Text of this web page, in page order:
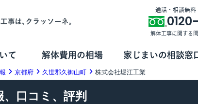
通話・相談無
解体工事に関する
て 解体費用の相場 家じまいの相談窓
京都府 久世郡久御山町 株式会社堀江工業
口コミ、評判